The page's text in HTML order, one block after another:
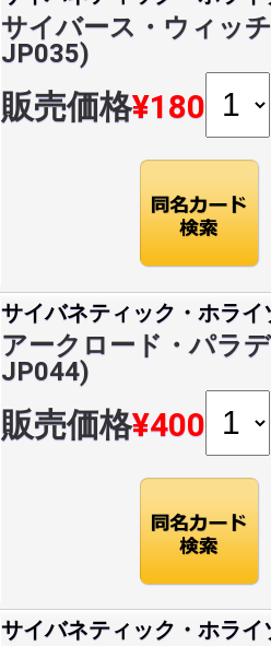
サイバース・ウィッ
JP035)
販売価格¥180
サイバネティック・ホライ
アークロード・パラ
JP044)
販売価格¥400
サイバネティック・ホライ